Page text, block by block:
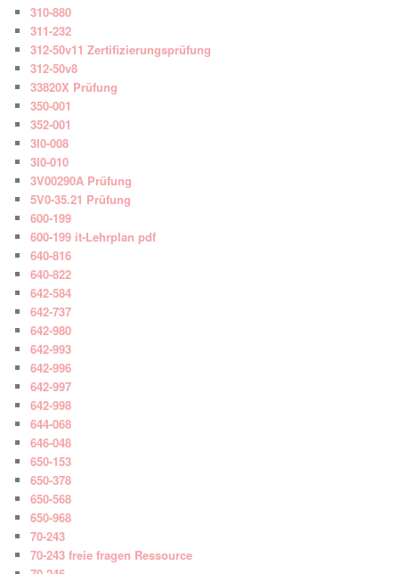
310-880
311-232
312-50v11 Zertifizierungsprüfung
312-50v8
33820X Prüfung
350-001
352-001
3I0-008
3I0-010
3V00290A Prüfung
5V0-35.21 Prüfung
600-199
600-199 it-Lehrplan pdf
640-816
640-822
642-584
642-737
642-980
642-993
642-996
642-997
642-998
644-068
646-048
650-153
650-378
650-568
650-968
70-243
70-243 freie fragen Ressource